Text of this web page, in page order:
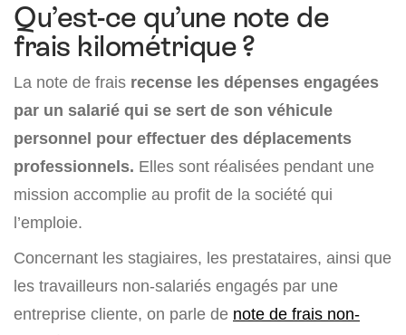
Qu’est-ce qu’une note de
frais kilométrique ?
La note de frais recense les dépenses engagées
par un salarié qui se sert de son véhicule
personnel pour effectuer des déplacements
professionnels. Elles sont réalisées pendant une
mission accomplie au profit de la société qui
l’emploie.
Concernant les stagiaires, les prestataires, ainsi que
les travailleurs non-salariés engagés par une
entreprise cliente, on parle de note de frais non-